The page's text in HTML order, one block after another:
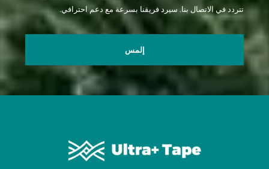
تتردد في الاتصال بنا. سيرد فريقنا بسرعة مع دعم احترافي.
إلمس